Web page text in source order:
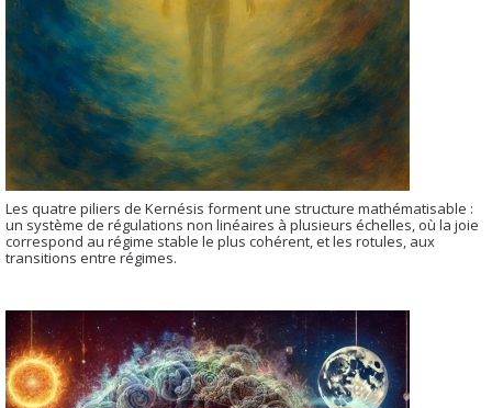
Les quatre piliers de Kernésis forment une structure mathématisable :
un système de régulations non linéaires à plusieurs échelles, où la joie
correspond au régime stable le plus cohérent, et les rotules, aux
transitions entre régimes.